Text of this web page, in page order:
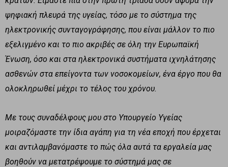
ψηφιακή πλευρά της υγείας, τόσο με το σύστημα της
ηλεκτρονικής συνταγογράφησης, που είναι μάλλον το πιο
εξελιγμένο και το πιο ακριβές σε όλη την Ευρωπαϊκή
Ένωση, όσο και στα ηλεκτρονικά συστήματα ιχνηλάτησης
ασθενών στα επείγοντα των νοσοκομείων, ένα έργο που θα
ολοκληρωθεί μέχρι το τέλος του χρόνου.
Με τους συναδέλφους μου στο Υπουργείο Υγείας
μοιραζόμαστε την ίδια αγάπη για τη νέα εποχή που έρχεται
και αντιλαμβανόμαστε το πώς όλα αυτά τα εργαλεία μας
βοηθούν να μετατρέψουμε το σύστημά μας σε